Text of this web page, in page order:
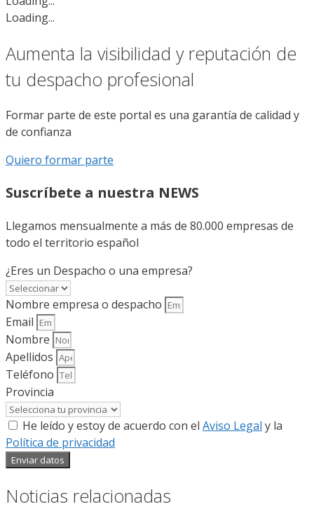
Loading...
Aumenta la visibilidad y reputación de
tu despacho profesional
Formar parte de este portal es una garantía de calidad y
de confianza
Quiero formar parte
Suscríbete a nuestra NEWS
Llegamos mensualmente a más de 80.000 empresas de
todo el territorio español
¿Eres un Despacho o una empresa?
Nombre empresa o despacho
Email
Nombre
Apellidos
Teléfono
Provincia
He leído y estoy de acuerdo con el Aviso Legal y la
Política de privacidad
Enviar datos
Noticias relacionadas